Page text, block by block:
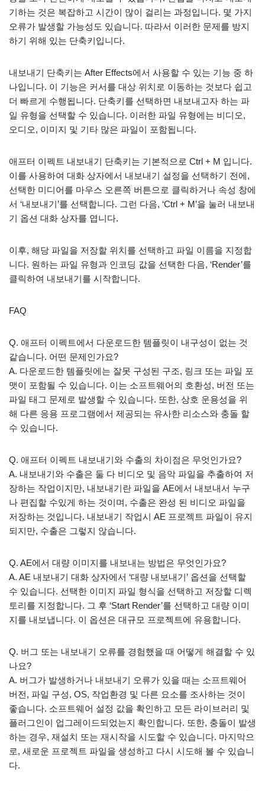
기하는 것은 복잡하고 시간이 많이 걸리는 과정입니다. 몇 가지
오류가 발생할 가능성도 있습니다. 따라서 이러한 문제를 방지
하기 위해 있는 단축키입니다.
내보내기 단축키는 After Effects에서 사용할 수 있는 기능 중 하
나입니다. 이 기능은 커서를 대상 위치로 이동하는 것보다 쉽고
더 빠르게 수행됩니다. 단축키를 선택하면 내보내고자 하는 파
일 유형을 선택할 수 있습니다. 이러한 파일 유형에는 비디오,
오디오, 이미지 및 기타 많은 파일이 포함됩니다.
애프터 이펙트 내보내기 단축키는 기본적으로 Ctrl + M 입니다.
이를 사용하여 대화 상자에서 내보내기 설정을 선택하기 전에,
선택한 미디어를 마우스 오른쪽 버튼으로 클릭하거나 속성 창에
서 ‘내보내기’를 선택합니다. 그런 다음, ‘Ctrl + M’을 눌러 내보내
기 옵션 대화 상자를 엽니다.
이후, 해당 파일을 저장할 위치를 선택하고 파일 이름을 지정합
니다. 원하는 파일 유형과 인코딩 값을 선택한 다음, ‘Render’를
클릭하여 내보내기를 시작합니다.
FAQ
Q. 애프터 이펙트에서 다운로드한 템플릿이 내구성이 없는 것
같습니다. 어떤 문제인가요?
A. 다운로드한 템플릿에는 잘못 구성된 구조, 링크 또는 파일 포
맷이 포함될 수 있습니다. 이는 소프트웨어의 호환성, 버전 또는
파일 태그 문제로 발생할 수 있습니다. 또한, 상호 운용성을 위
해 다른 응용 프로그램에서 제공되는 유사한 리소스와 충돌 할
수 있습니다.
Q. 애프터 이펙트 내보내기와 수출의 차이점은 무엇인가요?
A. 내보내기와 수출은 둘 다 비디오 및 음악 파일을 추출하여 저
장하는 작업이지만, 내보내기란 파일을 AE에서 내보내서 누구
나 편집할 수있게 하는 것이며, 수출은 완성 된 비디오 파일을
저장하는 것입니다. 내보내기 작업시 AE 프로젝트 파일이 유지
되지만, 수출은 그렇지 않습니다.
Q. AE에서 대량 이미지를 내보내는 방법은 무엇인가요?
A. AE 내보내기 대화 상자에서 ‘대량 내보내기’ 옵션을 선택할
수 있습니다. 선택한 이미지 파일 형식을 선택하고 저장할 디렉
토리를 지정합니다. 그 후 ‘Start Render’를 선택하고 대량 이미
지를 내보냅니다. 이 옵션은 대규모 프로젝트에 유용합니다.
Q. 버그 또는 내보내기 오류를 경험했을 때 어떻게 해결할 수 있
나요?
A. 버그가 발생하거나 내보내기 오류가 있을 때는 소프트웨어
버전, 파일 구성, OS, 작업환경 및 다른 요소를 조사하는 것이
좋습니다. 소프트웨어 설정 값을 확인하고 모든 라이브러리 및
플러그인이 업그레이드되었는지 확인합니다. 또한, 충돌이 발생
하는 경우, 재설치 또는 재시작을 시도할 수 있습니다. 마지막으
로, 새로운 프로젝트 파일을 생성하고 다시 시도해 볼 수 있습니
다.